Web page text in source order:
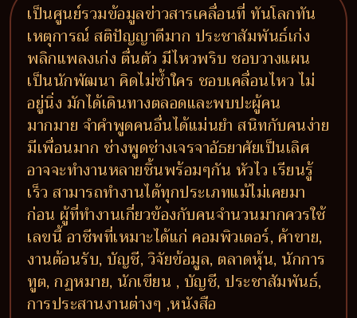
เป็นศูนย์รวมข้อมูลข่าวสารเคลื่อนที่ ทันโลกทัน
เหตุการณ์ สติปัญญาดีมาก ประชาสัมพันธ์เก่ง
พลิกแพลงเก่ง ตื่นตัว มีไหวพริบ ชอบวางแผน
เป็นนักพัฒนา คิดไม่ซ้ำใคร ชอบเคลื่อนไหว ไม่
อยู่นิ่ง มักได้เดินทางตลอดและพบปะผู้คน
มากมาย จำคำพูดคนอื่นได้แม่นยำ สนิทกับคนง่าย
มีเพื่อนมาก ช่างพูดช่างเจรจาอัธยาศัยเป็นเลิศ
อาจจะทำงานหลายชิ้นพร้อมๆกัน หัวไว เรียนรู้
เร็ว สามารถทำงานได้ทุกประเภทแม้ไม่เคยมา
ก่อน ผู้ที่ทำงานเกี่ยวข้องกับคนจำนวนมากควรใช้
เลขนี้ อาชีพที่เหมาะได้แก่ คอมพิวเตอร์, ค้าขาย,
งานต้อนรับ, บัญชี, วิจัยข้อมูล, ตลาดหุ้น, นักการ
ทูต, กฏหมาย, นักเขียน , บัญชี, ประชาสัมพันธ์,
การประสานงานต่างๆ ,หนังสือ